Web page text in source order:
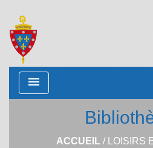
menu
ACCUEIL / LOISIRS